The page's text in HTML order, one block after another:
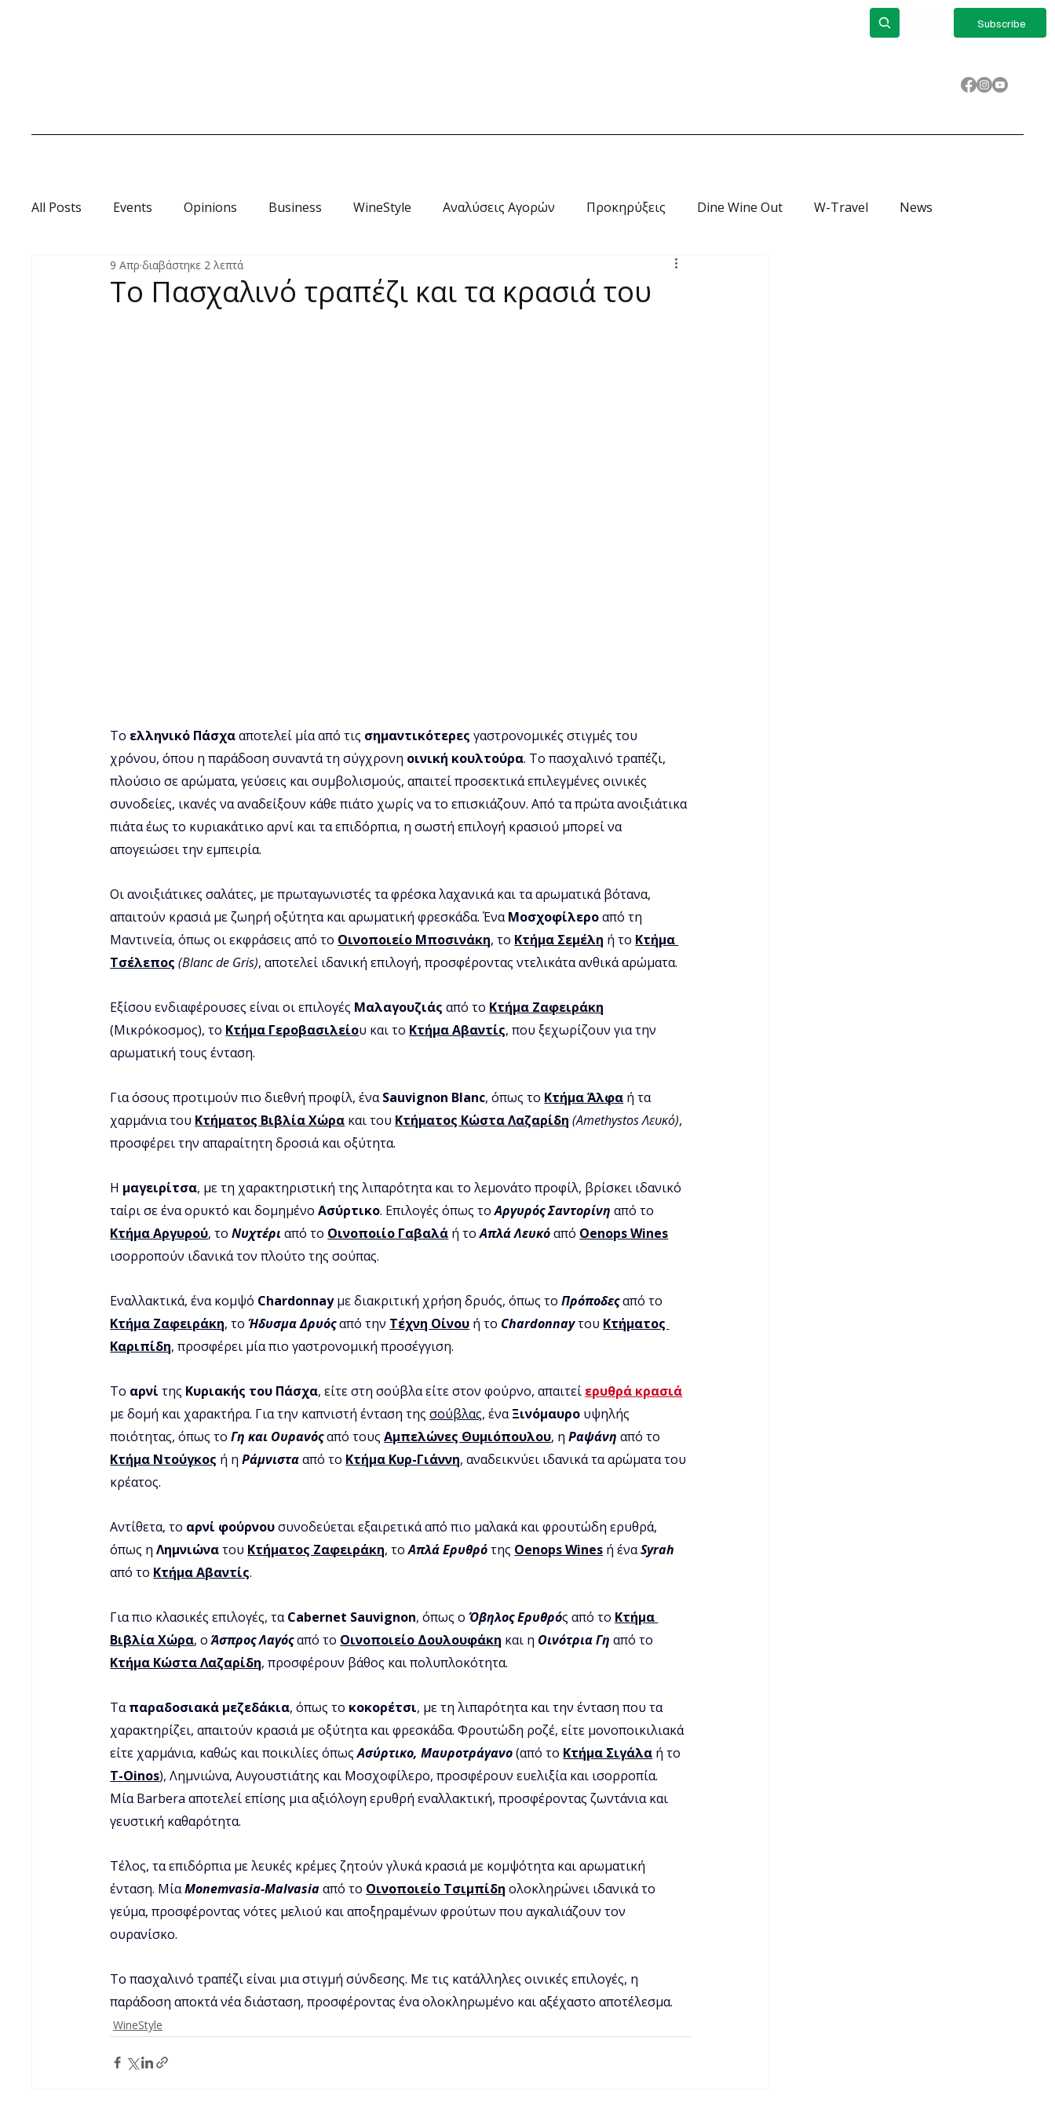
Subscribe
All Posts Events Opinions Business WineStyle Αναλύσεις Αγορών Προκηρύξεις Dine Wine Out W-Travel News
Οινοωροσκόπιο
Το Πασχαλινό τραπέζι και τα κρασιά του
9 Απρ διαβάστηκε 2 λεπτά
Το ελληνικό Πάσχα αποτελεί μία από τις σημαντικότερες γαστρονομικές στιγμές του
χρόνου, όπου η παράδοση συναντά τη σύγχρονη οινική κουλτούρα. Το πασχαλινό τραπέζι,
πλούσιο σε αρώματα, γεύσεις και συμβολισμούς, απαιτεί προσεκτικά επιλεγμένες οινικές
συνοδείες, ικανές να αναδείξουν κάθε πιάτο χωρίς να το επισκιάζουν. Από τα πρώτα ανοιξιάτικα
πιάτα έως το κυριακάτικο αρνί και τα επιδόρπια, η σωστή επιλογή κρασιού μπορεί να
απογειώσει την εμπειρία.
Οι ανοιξιάτικες σαλάτες, με πρωταγωνιστές τα φρέσκα λαχανικά και τα αρωματικά βότανα,
απαιτούν κρασιά με ζωηρή οξύτητα και αρωματική φρεσκάδα. Ένα Μοσχοφίλερο από τη
Μαντινεία, όπως οι εκφράσεις από το Οινοποιείο Μποσινάκη, το Κτήμα Σεμέλη ή το Κτήμα
Τσέλεπος (Blanc de Gris), αποτελεί ιδανική επιλογή, προσφέροντας ντελικάτα ανθικά αρώματα.
Εξίσου ενδιαφέρουσες είναι οι επιλογές Μαλαγουζιάς από το Κτήμα Ζαφειράκη
(Μικρόκοσμος), το Κτήμα Γεροβασιλείου και το Κτήμα Αβαντίς, που ξεχωρίζουν για την
αρωματική τους ένταση.
Για όσους προτιμούν πιο διεθνή προφίλ, ένα Sauvignon Blanc, όπως το Κτήμα Άλφα ή τα
χαρμάνια του Κτήματος Βιβλία Χώρα και του Κτήματος Κώστα Λαζαρίδη (Amethystos Λευκό),
προσφέρει την απαραίτητη δροσιά και οξύτητα.
Η μαγειρίτσα, με τη χαρακτηριστική της λιπαρότητα και το λεμονάτο προφίλ, βρίσκει ιδανικό
ταίρι σε ένα ορυκτό και δομημένο Ασύρτικο. Επιλογές όπως το Αργυρός Σαντορίνη από το
Κτήμα Αργυρού, το Νυχτέρι από το Οινοποιίο Γαβαλά ή το Απλά Λευκό από Oenops Wines
ισορροπούν ιδανικά τον πλούτο της σούπας.
Εναλλακτικά, ένα κομψό Chardonnay με διακριτική χρήση δρυός, όπως το Πρόποδες από το
Κτήμα Ζαφειράκη, το Ήδυσμα Δρυός από την Τέχνη Οίνου ή το Chardonnay του Κτήματος
Καριπίδη, προσφέρει μία πιο γαστρονομική προσέγγιση.
Το αρνί της Κυριακής του Πάσχα, είτε στη σούβλα είτε στον φούρνο, απαιτεί ερυθρά κρασιά
με δομή και χαρακτήρα. Για την καπνιστή ένταση της σούβλας, ένα Ξινόμαυρο υψηλής
ποιότητας, όπως το Γη και Ουρανός από τους Αμπελώνες Θυμιόπουλου, η Ραψάνη από το
Κτήμα Ντούγκος ή η Ράμνιστα από το Κτήμα Κυρ-Γιάννη, αναδεικνύει ιδανικά τα αρώματα του
κρέατος.
Αντίθετα, το αρνί φούρνου συνοδεύεται εξαιρετικά από πιο μαλακά και φρουτώδη ερυθρά,
όπως η Λημνιώνα του Κτήματος Ζαφειράκη, το Απλά Ερυθρό της Oenops Wines ή ένα Syrah
από το Κτήμα Αβαντίς.
Για πιο κλασικές επιλογές, τα Cabernet Sauvignon, όπως ο Όβηλος Ερυθρός από το Κτήμα
Βιβλία Χώρα, ο Άσπρος Λαγός από το Οινοποιείο Δουλουφάκη και η Οινότρια Γη από το
Κτήμα Κώστα Λαζαρίδη, προσφέρουν βάθος και πολυπλοκότητα.
Τα παραδοσιακά μεζεδάκια, όπως το κοκορέτσι, με τη λιπαρότητα και την ένταση που τα
χαρακτηρίζει, απαιτούν κρασιά με οξύτητα και φρεσκάδα. Φρουτώδη ροζέ, είτε μονοποικιλιακά
είτε χαρμάνια, καθώς και ποικιλίες όπως Ασύρτικο, Μαυροτράγανο (από το Κτήμα Σιγάλα ή το
T-Oinos), Λημνιώνα, Αυγουστιάτης και Μοσχοφίλερο, προσφέρουν ευελιξία και ισορροπία.
Μία Barbera αποτελεί επίσης μια αξιόλογη ερυθρή εναλλακτική, προσφέροντας ζωντάνια και
γευστική καθαρότητα.
Τέλος, τα επιδόρπια με λευκές κρέμες ζητούν γλυκά κρασιά με κομψότητα και αρωματική
ένταση. Μία Monemvasia-Malvasia από το Οινοποιείο Τσιμπίδη ολοκληρώνει ιδανικά το
γεύμα, προσφέροντας νότες μελιού και αποξηραμένων φρούτων που αγκαλιάζουν τον
ουρανίσκο.
Το πασχαλινό τραπέζι είναι μια στιγμή σύνδεσης. Με τις κατάλληλες οινικές επιλογές, η
παράδοση αποκτά νέα διάσταση, προσφέροντας ένα ολοκληρωμένο και αξέχαστο αποτέλεσμα.
WineStyle